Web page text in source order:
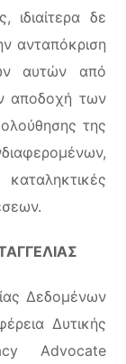
ιδιαίτερα δε
ανταπόκριση
αυτών από
αποδοχή των
της
Δεδομένων
Δυτικής
Advocate